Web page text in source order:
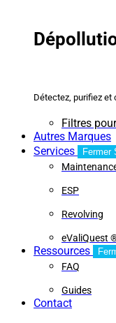
Détectez, purifiez et
Filtres
Autres Marques
Services
Fermer
ESP
Revolving
eValiQuest
Ressources
FAQ
Guides
Contact